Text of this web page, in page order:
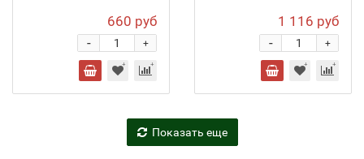
660 руб
+
-
1 116 руб
+
-
Показать еще